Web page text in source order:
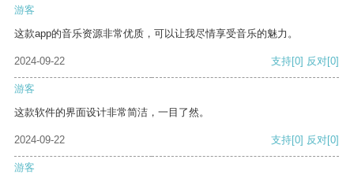
游客
这款app的音乐资源非常优质，可以让我尽情享受音乐的魅力。
2024-09-22 支持[0] 反对[0]
游客
这款软件的界面设计非常简洁，一目了然。
2024-09-22 支持[0] 反对[0]
游客